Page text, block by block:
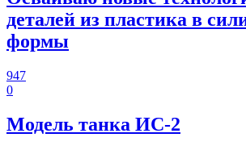
деталей из пластика в
формы
947
0
Модель танка ИС-2